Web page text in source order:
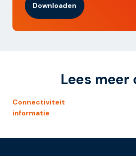
Downloaden
Lees meer
Connectiviteit
informatie